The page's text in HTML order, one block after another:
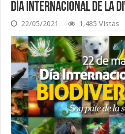
Día Internacional de la
22/05/2021 1,485 Vistas